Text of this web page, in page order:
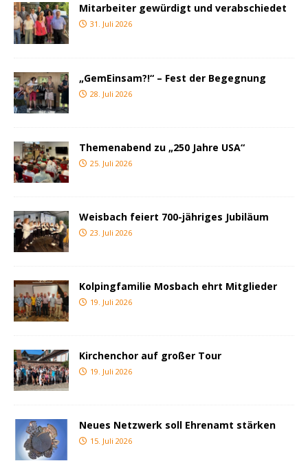
Mitarbeiter gewürdigt und verabschiedet
31. Juli 2026
„GemEinsam?!“ – Fest der Begegnung
28. Juli 2026
Themenabend zu „250 Jahre USA“
25. Juli 2026
Weisbach feiert 700-jähriges Jubiläum
23. Juli 2026
Kolpingfamilie Mosbach ehrt Mitglieder
19. Juli 2026
Kirchenchor auf großer Tour
19. Juli 2026
Neues Netzwerk soll Ehrenamt stärken
15. Juli 2026